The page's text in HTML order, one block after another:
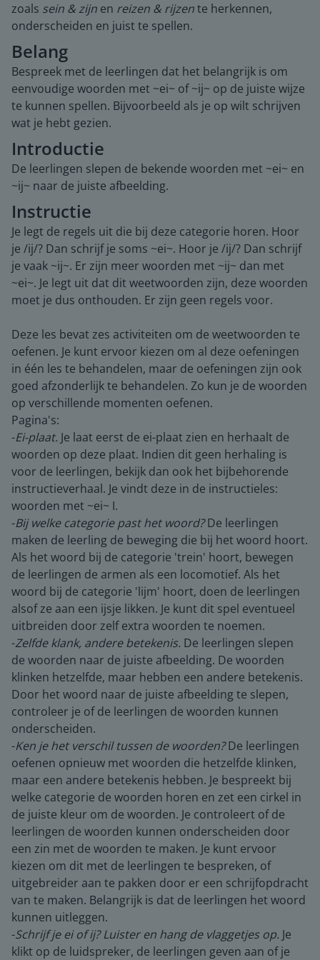
zoals sein & zijn en reizen & rijzente herkennen,
onderscheiden en juist te spellen.
Belang
Bespreek met de leerlingen dat het belangrijk is om
eenvoudige woorden met ~ei~ of ~ij~ op de juiste wijze
te kunnen spellen. Bijvoorbeeld als je op wilt schrijven
wat je hebt gezien.
Introductie
De leerlingen slepen de bekende woorden met ~ei~ en
~ij~ naar de juiste afbeelding.
Instructie
Je legt de regels uit die bij deze categorie horen. Hoor
je /ij/? Dan schrijf je soms ~ei~. Hoor je /ij/? Dan schrijf
je vaak ~ij~. Er zijn meer woorden met ~ij~ dan met
~ei~. Je legt uit dat dit weetwoorden zijn, deze woorden
moet je dus onthouden. Er zijn geen regels voor.
Deze les bevat zes activiteiten om de weetwoorden te
oefenen. Je kunt ervoor kiezen om al deze oefeningen
in één les te behandelen, maar de oefeningen zijn ook
goed afzonderlijk te behandelen. Zo kun je de woorden
op verschillende momenten oefenen.
Pagina's:
-Ei-plaat. Je laat eerst de ei-plaat zien en herhaalt de
woorden op deze plaat. Indien dit geen herhaling is
voor de leerlingen, bekijk dan ook het bijbehorende
instructieverhaal. Je vindt deze in de instructieles:
woorden met ~ei~ I.
-Bij welke categorie past het woord?De leerlingen
maken de leerling de beweging die bij het woord hoort.
Als het woord bij de categorie 'trein' hoort, bewegen
de leerlingen de armen als een locomotief. Als het
woord bij de categorie 'lijm' hoort, doen de leerlingen
alsof ze aan een ijsje likken. Je kunt dit spel eventueel
uitbreiden door zelf extra woorden te noemen.
-Zelfde klank, andere betekenis. De leerlingen slepen
de woorden naar de juiste afbeelding. De woorden
klinken hetzelfde, maar hebben een andere betekenis.
Door het woord naar de juiste afbeelding te slepen,
controleer je of de leerlingen de woorden kunnen
onderscheiden.
-Ken je het verschil tussen de woorden?De leerlingen
oefenen opnieuw met woorden die hetzelfde klinken,
maar een andere betekenis hebben. Je bespreekt bij
welke categorie de woorden horen en zet een cirkel in
de juiste kleur om de woorden. Je controleert of de
leerlingen de woorden kunnen onderscheiden door
een zin met de woorden te maken. Je kunt ervoor
kiezen om dit met de leerlingen te bespreken, of
uitgebreider aan te pakken door er een schrijfopdracht
van te maken. Belangrijk is dat de leerlingen het woord
kunnen uitleggen.
-Schrijf je ei of ij? Luister en hang de vlaggetjes op. Je
klikt op de luidspreker, de leerlingen geven aan of je